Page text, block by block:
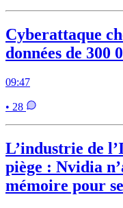
Cyberattaque
données de 300
09:47
• 28
L’industrie de
piège : Nvidia
mémoire pour